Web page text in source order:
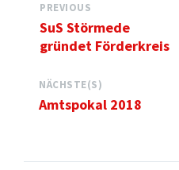
PREVIOUS
SuS Störmede
gründet Förderkreis
NÄCHSTE(S)
Amtspokal 2018